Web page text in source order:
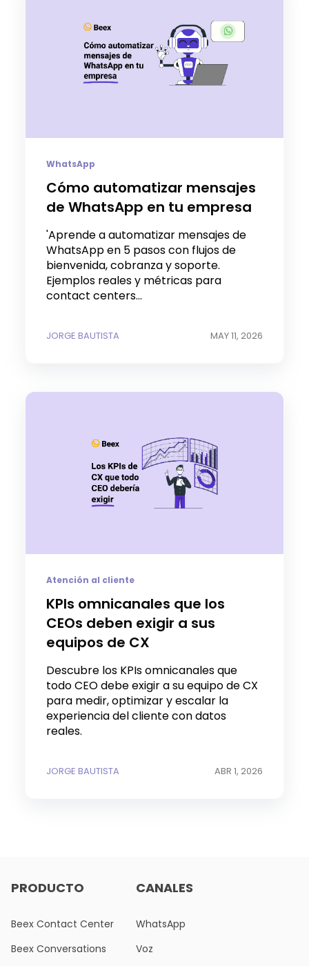
WhatsApp
Cómo automatizar mensajes
de WhatsApp en tu empresa
'Aprende a automatizar mensajes de
WhatsApp en 5 pasos con flujos de
bienvenida, cobranza y soporte.
Ejemplos reales y métricas para
contact centers...
JORGE BAUTISTA MAY 11, 2026
Atención al cliente
KPIs omnicanales que los
CEOs deben exigir a sus
equipos de CX
Descubre los KPIs omnicanales que
todo CEO debe exigir a su equipo de CX
para medir, optimizar y escalar la
experiencia del cliente con datos
reales.
JORGE BAUTISTA ABR 1, 2026
PRODUCTO
Beex Contact Center
Beex Conversations
CANALES
WhatsApp
Voz